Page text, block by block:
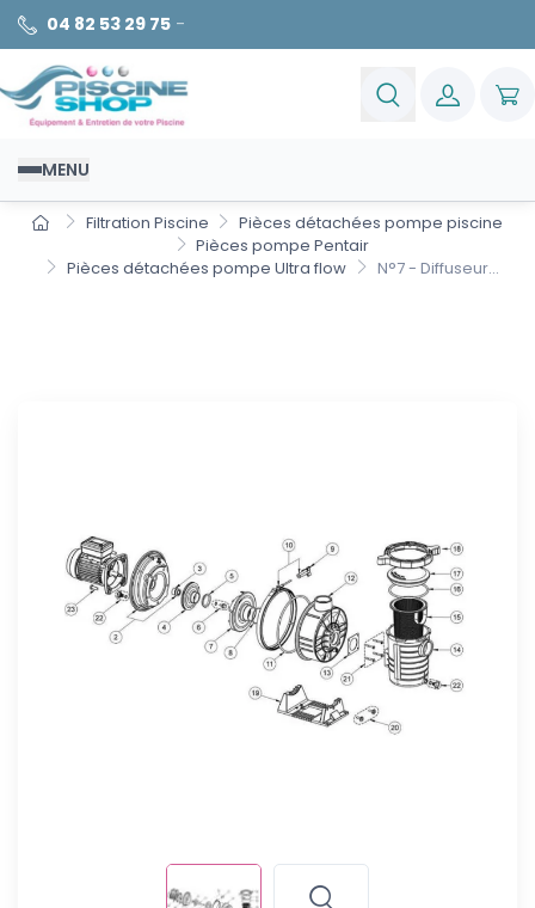
04 82 53 29 75 -
MENU
Filtration Piscine
Pièces détachées pompe piscine
Pièces pompe Pentair
Pièces détachées pompe Ultra flow
N°7 - Diffuseur...